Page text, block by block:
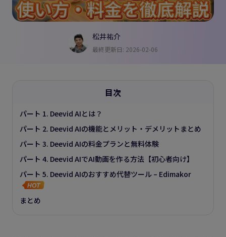
松井祐介
最終更新日: 2026-02-06
目次
パート 1. Deevid AIとは？
パート 2. Deevid AIの機能とメリット・デメリットまとめ
パート 3. Deevid AIの料金プランと無料体験
パート 4. Deevid AIでAI動画を作る方法【初心者向け】
パート 5. Deevid AIのおすすめ代替ツール – Edimakor
まとめ